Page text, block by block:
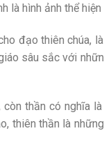
là hình ảnh thể
đạo thiên chúa,
sâu sắc với
thần có nghĩa
thiên thần là